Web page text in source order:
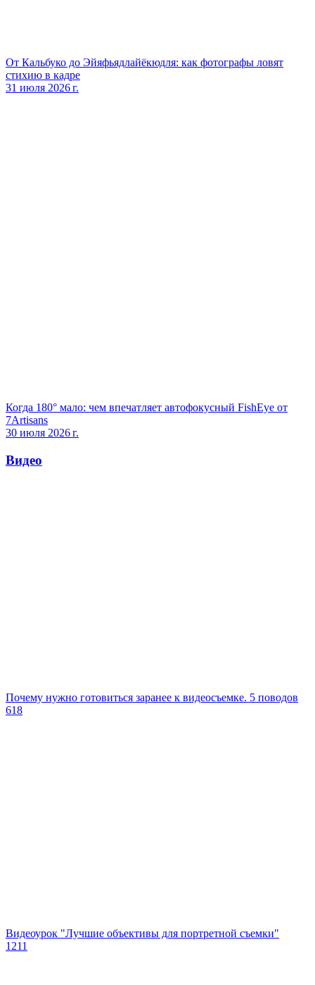
От Кальбуко до Эйяфьядлайёкюдля: как фотографы ловят
стихию в кадре
31 июля 2026 г.
Когда 180° мало: чем впечатляет автофокусный FishEye от
7Artisans
30 июля 2026 г.
Видео
Почему нужно готовиться заранее к видеосъемке. 5 поводов
618
Видеоурок "Лучшие объективы для портретной съемки"
1211